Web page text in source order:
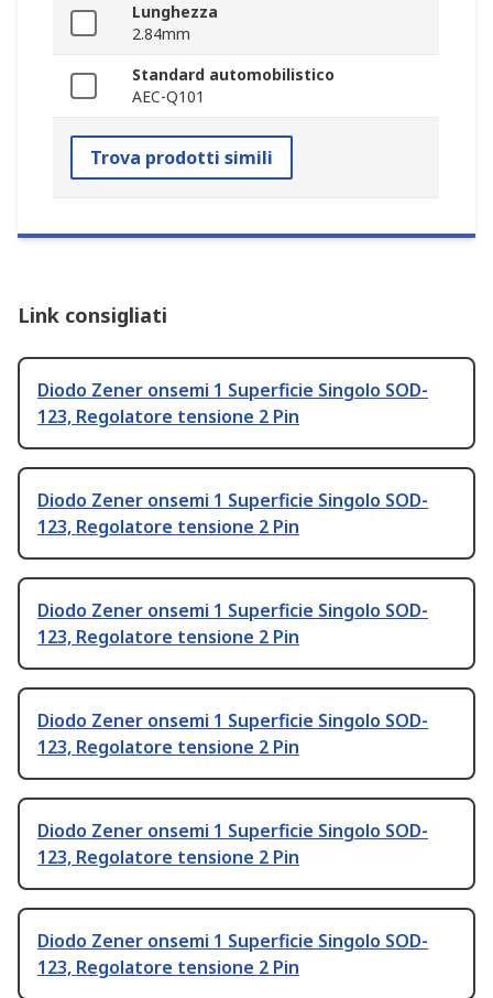
Lunghezza
2.84mm
Standard automobilistico
AEC-Q101
Trova prodotti simili
Link consigliati
Diodo Zener onsemi 1 Superficie Singolo SOD-
123, Regolatore tensione 2 Pin
Diodo Zener onsemi 1 Superficie Singolo SOD-
123, Regolatore tensione 2 Pin
Diodo Zener onsemi 1 Superficie Singolo SOD-
123, Regolatore tensione 2 Pin
Diodo Zener onsemi 1 Superficie Singolo SOD-
123, Regolatore tensione 2 Pin
Diodo Zener onsemi 1 Superficie Singolo SOD-
123, Regolatore tensione 2 Pin
Diodo Zener onsemi 1 Superficie Singolo SOD-
123, Regolatore tensione 2 Pin